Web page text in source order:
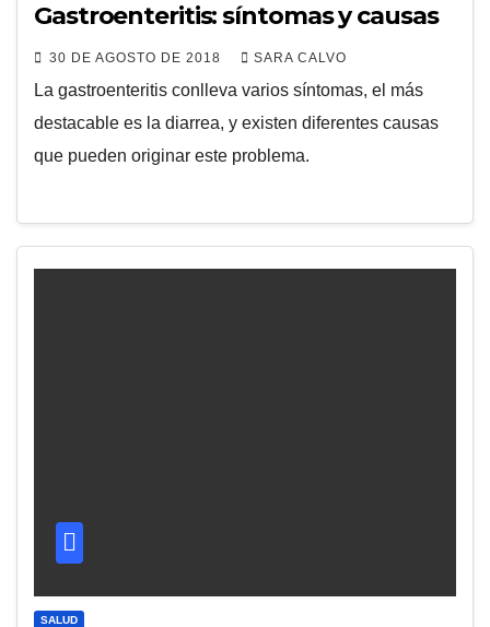
Gastroenteritis: síntomas y causas
30 DE AGOSTO DE 2018 SARA CALVO
La gastroenteritis conlleva varios síntomas, el más
destacable es la diarrea, y existen diferentes causas
que pueden originar este problema.
SALUD